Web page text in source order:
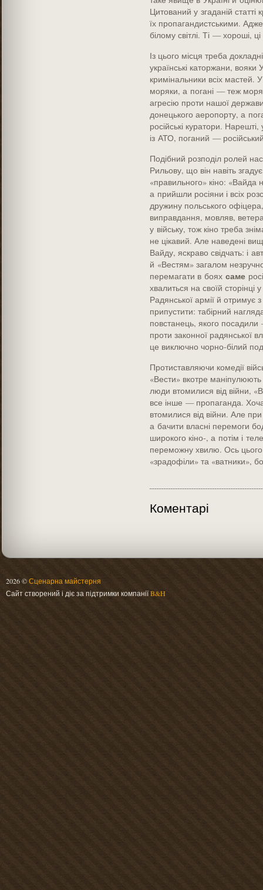
Цитований у згаданій
їх пропагандистськими.
білому світлі. Ті — хороші,
Із цього місця треба
українські каторжани,
кримінальники всіх мастей.
моряки, а погані — теж
агресію проти нашої
донецького аеропорту, а
російські куратори.
із АТО, поганий —
Подібний розподіл ролей
Рильову, що він навіть
«правильного» кіно: «Вайда
а прийшли росіяни і всіх
дружину польського
виправдання, мовляв,
у війську, тож кіно треба
не цікавий. Але наведені
Вайду, яскраво свідчать: і
й «Вестям» загалом незручно
перемагати в боях саме
хвалиться на своїй сторінці
Радянської армії й отримує
припустити: табірний
повстанець, якого
проти законної радянської
це виключно чорно-білий
Протиставляючи комедії
«Вести» вкотре
люди втомилися від війни,
все інше — пропаганда.
втомилися від війни. Але
а бачити власні перемоги
широкого кіно-, а потім і
переможну хвилю. Ось
«зрадофіли» та «ватники»,
Коментарі
2026 ©Сценарна майстерня
Сайт створений і діє за підтримки компаніїB&H